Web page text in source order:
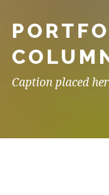
Caption placed